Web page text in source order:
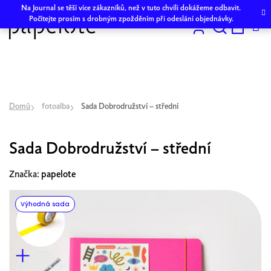
obsah
Na Journal se těší více zákazníků, než v tuto chvíli dokážeme odbavit.
Počítejte prosím s drobným zpožděním při odeslání objednávky.
Hledat
Domů fotoalba Sada Dobrodružství – střední
Sada Dobrodružství – střední
Značka: papelote
Výhodná sada